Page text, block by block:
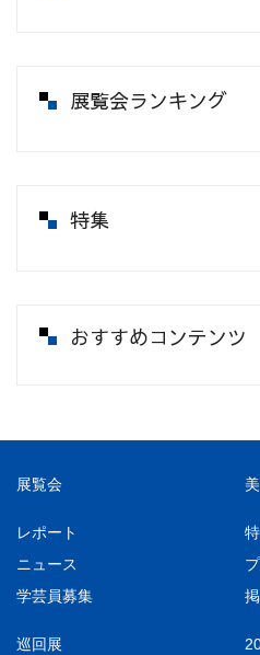
展覧会ランキング
特集
おすすめコンテンツ
展覧会
レポート
ニュース
学芸員募集
巡回展